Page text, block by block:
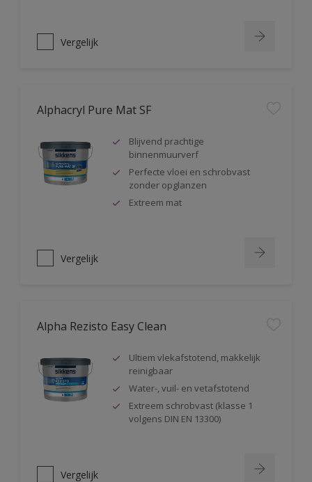
Vergelijk
Alphacryl Pure Mat SF
Blijvend prachtige
binnenmuurverf
Perfecte vloei en schrobvast
zonder opglanzen
Extreem mat
Vergelijk
Alpha Rezisto Easy Clean
Ultiem vlekafstotend, makkelijk
reinigbaar
Water-, vuil- en vetafstotend
Extreem schrobvast (klasse 1
volgens DIN EN 13300)
Vergelijk